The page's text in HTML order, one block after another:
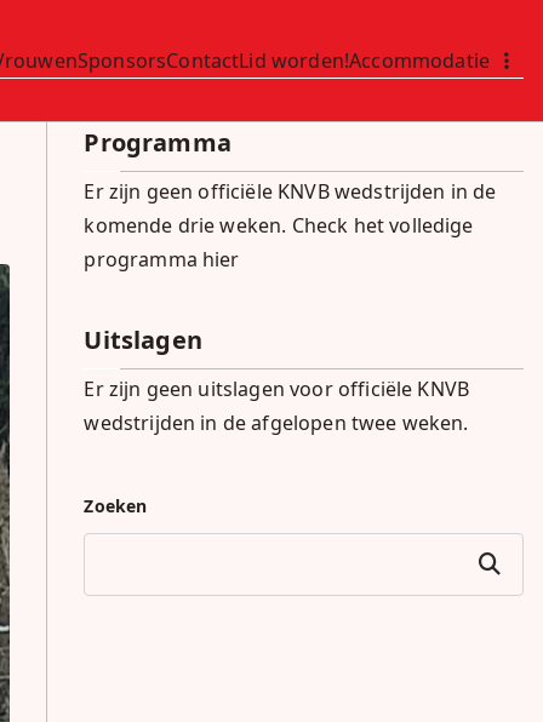
SponsorsContactLid worden!Accommodatie
Programma
Er zijn geen officiële KNVB wedstrijden in de
komende drie weken. Check het volledige
programma hier
Uitslagen
Er zijn geen uitslagen voor officiële KNVB
wedstrijden in de afgelopen twee weken.
Zoeken
Zoeken